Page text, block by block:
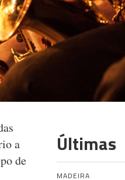
a
de
Últimas
MADEIRA